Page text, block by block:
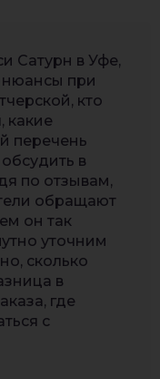
Сатурн в Уфе,
нюансы при
кто
какие
перечень
в
по отзывам,
обращают
он так
уточним
сколько
в
где
с